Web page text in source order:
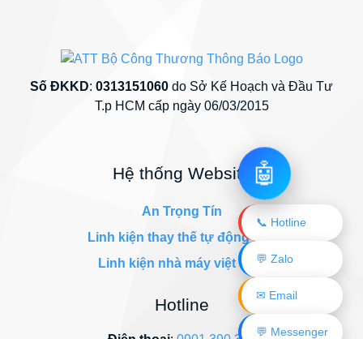
Số ĐKKD: 0313151060 do Sở Kế Hoạch và Đầu Tư
T.p HCM cấp ngày 06/03/2015
Hệ thống Website
An Trọng Tín
Linh kiện thay thế tự động hóa
Linh kiện nhà máy việt nam
Hotline
🤖
📞 Hotline
💬 Zalo
✉ Email
💬 Messenger